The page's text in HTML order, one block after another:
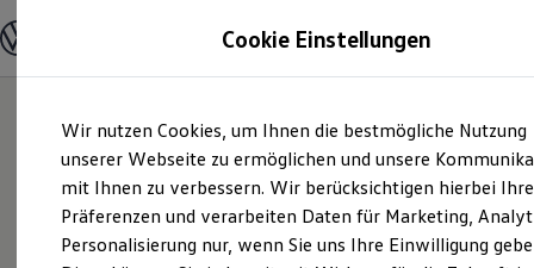
Hauptinhalt
springen
Footer
springen
Modelle und Konfigurator
Modelle vergleichen
Elektroautos
ENERGY Sondermodelle
Nutzfahrzeuge
SUV und CUV
Familienautos
Kombis
Cookie Einstellungen
Wir nutzen Cookies, um Ihnen die bestmögliche Nutzung
unserer Webseite zu ermöglichen und unsere
mit Ihnen zu verbessern. Wir berücksichtigen hierbei Ihre
Präferenzen und verarbeiten Daten für Marketing,
Personalisierung nur, wenn Sie uns Ihre Einwilligung